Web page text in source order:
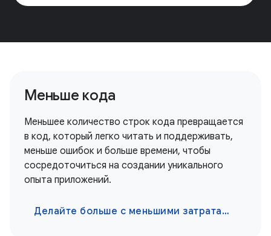
Меньше кода
Меньшее количество строк кода превращается
в код, который легко читать и поддерживать,
меньше ошибок и больше времени, чтобы
сосредоточиться на создании уникального
опыта приложений.
Делайте больше с меньшими затратами